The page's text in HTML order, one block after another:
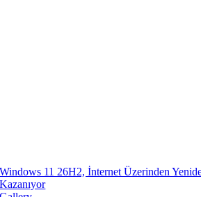
Windows 11 26H2, İnternet Üzerinden
Kazanıyor